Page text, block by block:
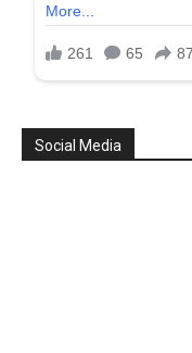
Social Media